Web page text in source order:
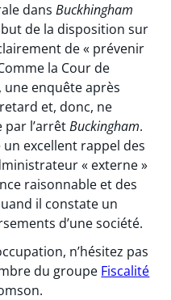
dansBuckhingham
but de la disposition sur
de « prévenir
la Cour de
une enquête après
et, donc, ne
par l’arrêtBuckingham.
excellent rappel des
« externe »
raisonnable et des
il constate un
d’une société.
n’hésitez pas
du groupe Fiscalité